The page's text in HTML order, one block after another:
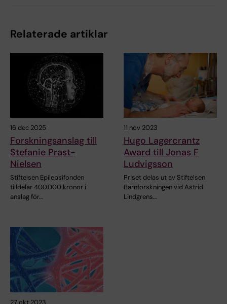
Relaterade artiklar
16 dec 2025
Forskningsanslag till
Stefanie Prast-
Nielsen
Stiftelsen Epilepsifonden
tilldelar 400.000 kronor i
anslag för…
11 nov 2023
Hugo Lagercrantz
Award till Jonas F
Ludvigsson
Priset delas ut av Stiftelsen
Barnforskningen vid Astrid
Lindgrens…